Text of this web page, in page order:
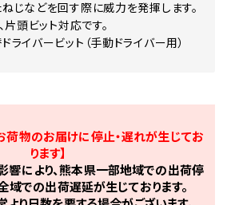
じなどを回す際に威力を発揮します。
頭ビット対応です。
ライバービット（手動ドライバー用）
荷物のお届けに停止・遅れが生じてお
ります】
により、熊本県一部地域での出荷停
域での出荷遅延が生じております。